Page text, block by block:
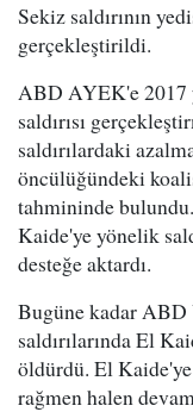
Sekiz saldırının
gerçekleştirildi.
ABD AYEK'e 2017
saldırısı
saldırılardaki
öncülüğündeki
tahmininde
Kaide'ye yönelik
desteğe aktardı.
Bugüne kadar ABD
saldırılarında El
öldürdü. El
rağmen halen